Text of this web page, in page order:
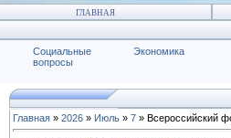
ГЛАВНАЯ
Социальные
вопросы
Экономика
Главная » 2026 » Июль » 7 » Всероссийский